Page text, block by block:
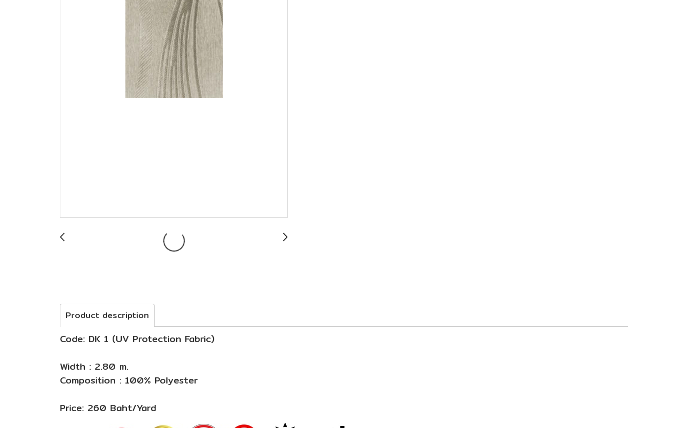
Product description
Code: DK 1 (UV Protection Fabric)
Width : 2.80 m.
Composition : 100% Polyester
Price: 260 Baht/Yard